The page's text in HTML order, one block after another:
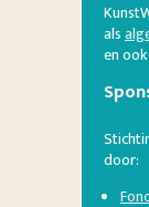
als
en
door: